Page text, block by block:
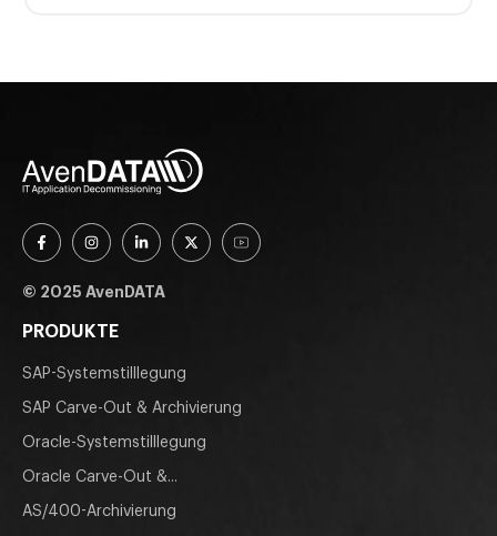
© 2025 AvenDATA
PRODUKTE
SAP-Systemstilllegung
SAP Carve-Out & Archivierung
Oracle-Systemstilllegung
Oracle Carve-Out &...
AS/400-Archivierung